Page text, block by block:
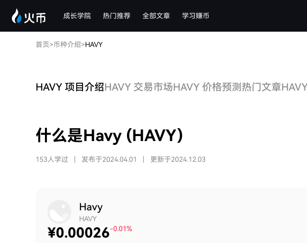
成长学院 热门推荐 全部文章 学习赚币
首页>币种介绍>HAVY
HAVY 项目介绍HAVY 交易市场HAVY 价格预测热门文章
什么是Havy (HAVY)
153人学过 发布于2024.04.01 更新于2024.12.03
Havy
HAVY
¥0.00026-0.01%